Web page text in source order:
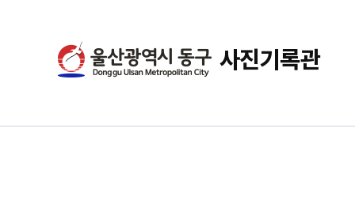
사진기록관